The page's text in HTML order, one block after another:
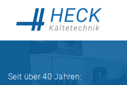
Seit über 40 Jahren: